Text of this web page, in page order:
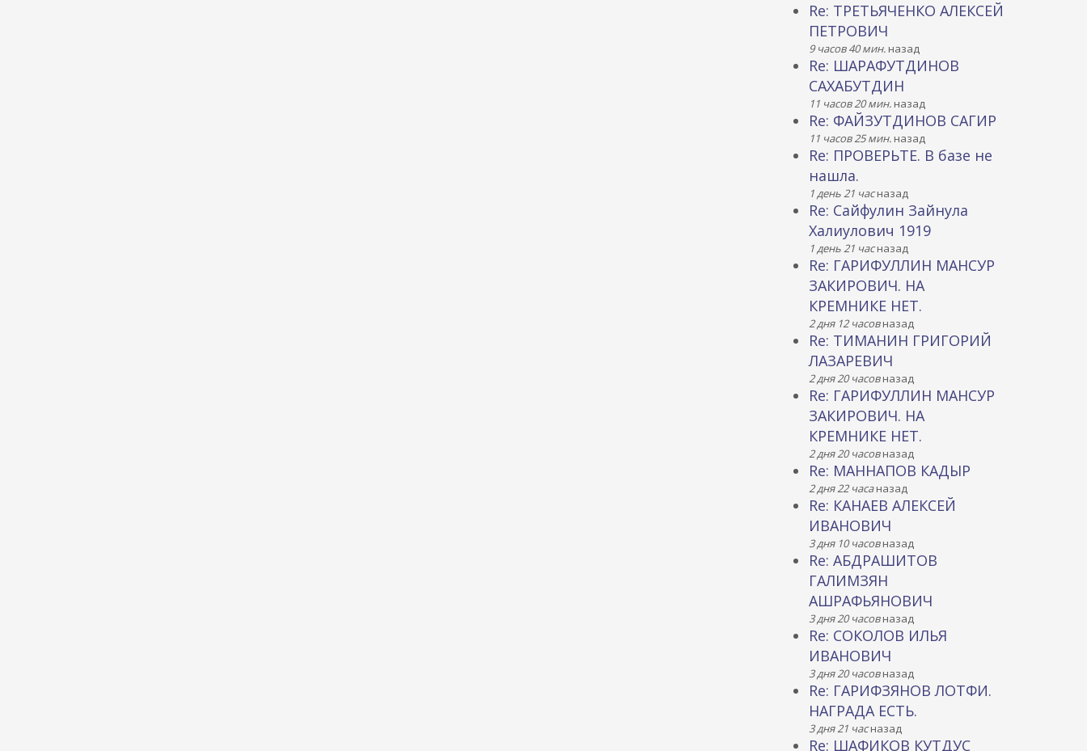
Re: ТРЕТЬЯЧЕНКО АЛЕКСЕЙ
ПЕТРОВИЧ
9 часов 40 мин.назад
Re: ШАРАФУТДИНОВ
САХАБУТДИН
11 часов 20 мин.назад
Re: ФАЙЗУТДИНОВ САГИР
11 часов 25 мин.назад
Re: ПРОВЕРЬТЕ. В базе не
нашла.
1 день 21 часназад
Re: Сайфулин Зайнула
Халиулович 1919
1 день 21 часназад
Re: ГАРИФУЛЛИН МАНСУР
ЗАКИРОВИЧ. НА
КРЕМНИКЕ НЕТ.
2 дня 12 часовназад
Re: ТИМАНИН ГРИГОРИЙ
ЛАЗАРЕВИЧ
2 дня 20 часовназад
Re: ГАРИФУЛЛИН МАНСУР
ЗАКИРОВИЧ. НА
КРЕМНИКЕ НЕТ.
2 дня 20 часовназад
Re: МАННАПОВ КАДЫР
2 дня 22 часаназад
Re: КАНАЕВ АЛЕКСЕЙ
ИВАНОВИЧ
3 дня 10 часовназад
Re: АБДРАШИТОВ
ГАЛИМЗЯН
АШРАФЬЯНОВИЧ
3 дня 20 часовназад
Re: СОКОЛОВ ИЛЬЯ
ИВАНОВИЧ
3 дня 20 часовназад
Re: ГАРИФЗЯНОВ ЛОТФИ.
НАГРАДА ЕСТЬ.
3 дня 21 часназад
Re: ШАФИКОВ КУТДУС